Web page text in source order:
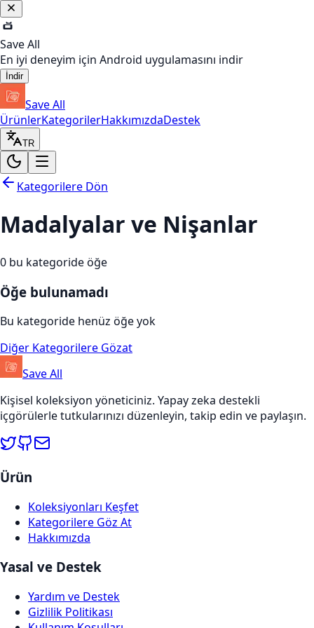
Save All
En iyi deneyim için Android uygulamasını indir
İndir
Save All
ÜrünlerKategorilerHakkımızdaDestek
TR
Kategorilere Dön
Madalyalar ve Nişanlar
0 bu kategoride öğe
Öğe bulunamadı
Bu kategoride henüz öğe yok
Diğer Kategorilere Gözat
Save All
Kişisel koleksiyon yöneticiniz. Yapay zeka destekli
içgörülerle tutkularınızı düzenleyin, takip edin ve paylaşın.
Ürün
Koleksiyonları Keşfet
Kategorilere Göz At
Hakkımızda
Yasal ve Destek
Yardım ve Destek
Gizlilik Politikası